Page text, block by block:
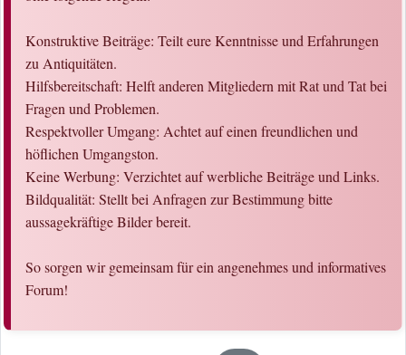
Konstruktive Beiträge: Teilt eure Kenntnisse und Erfahrungen
zu Antiquitäten.
Hilfsbereitschaft: Helft anderen Mitgliedern mit Rat und Tat bei
Fragen und Problemen.
Respektvoller Umgang: Achtet auf einen freundlichen und
höflichen Umgangston.
Keine Werbung: Verzichtet auf werbliche Beiträge und Links.
Bildqualität: Stellt bei Anfragen zur Bestimmung bitte
aussagekräftige Bilder bereit.
So sorgen wir gemeinsam für ein angenehmes und informatives
Forum!